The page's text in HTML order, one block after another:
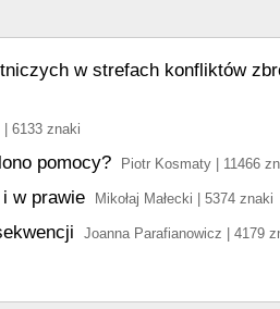
w strefach konfliktów
6133 znaki
pomocy? Piotr Kosmaty | 11466
w prawie Mikołaj Małecki | 5374 znaki
Joanna Parafianowicz | 4179